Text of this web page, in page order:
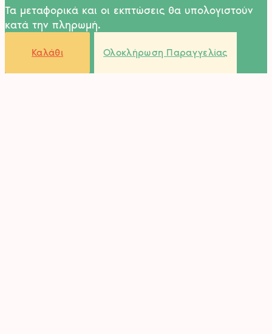
Προϊόντα
στο
Τα μεταφορικά και οι εκπτώσεις θα υπολογιστούν
κατά την πληρωμή.
Καλάθι Ολοκλήρωση Παραγγελίας